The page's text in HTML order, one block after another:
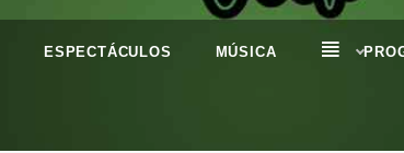
ESPECTÁCULOS MÚSICA